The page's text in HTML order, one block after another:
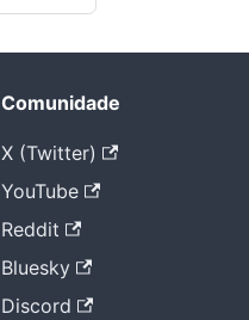
Comunidade
X (Twitter)
YouTube
Reddit
Bluesky
Discord